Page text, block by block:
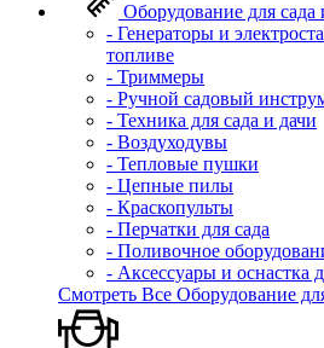
Оборудование для сада
- Генераторы и
топливе
- Триммеры
- Ручной садовый
- Техника для сада и дачи
- Воздуходувы
- Тепловые пушки
- Цепные пилы
- Краскопульты
- Перчатки для сада
- Поливочное
- Аксессуары и оснастка
Смотреть Все Оборудование